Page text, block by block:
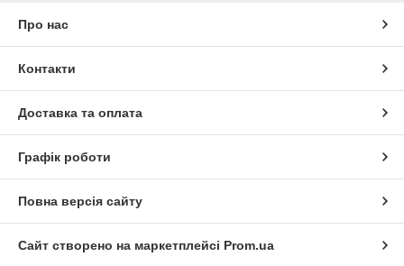
Про нас
Контакти
Доставка та оплата
Графік роботи
Повна версія сайту
Сайт створено на маркетплейсі Prom.ua